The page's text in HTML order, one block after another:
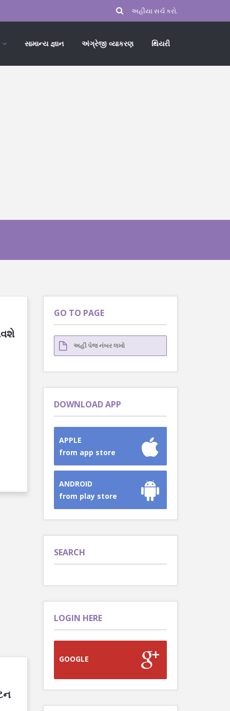
સામાન્ય જ્ઞાન અંગ્રેજી વ્યાકરણ થિયરી
GO TO PAGE
DOWNLOAD APP
APPLE
from app store
ANDROID
from play store
SEARCH
LOGIN HERE
GOOGLE